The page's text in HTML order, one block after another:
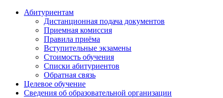
Абитуриентам
Дистанционная подача документов
Приемная комиссия
Правила приёма
Вступительные экзамены
Стоимость обучения
Списки абитуриентов
Обратная связь
Целевое обучение
Сведения об образовательной организации